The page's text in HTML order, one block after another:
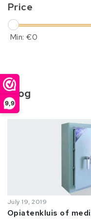
9,9
Price
Min: €0
Blog
July 19, 2019
Opiatenkluis of